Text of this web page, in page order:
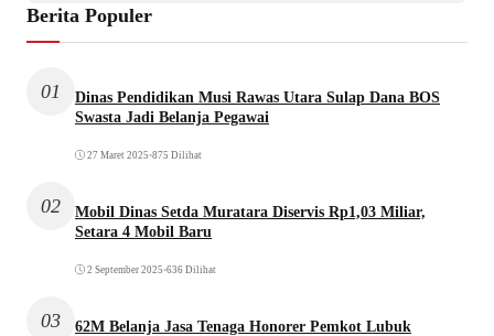
Berita Populer
01
Dinas Pendidikan Musi Rawas Utara Sulap Dana BOS
Swasta Jadi Belanja Pegawai
27 Maret 2025 •875 Dilihat
02
Mobil Dinas Setda Muratara Diservis Rp1,03 Miliar,
Setara 4 Mobil Baru
2 September 2025 •636 Dilihat
03
62M Belanja Jasa Tenaga Honorer Pemkot Lubuk